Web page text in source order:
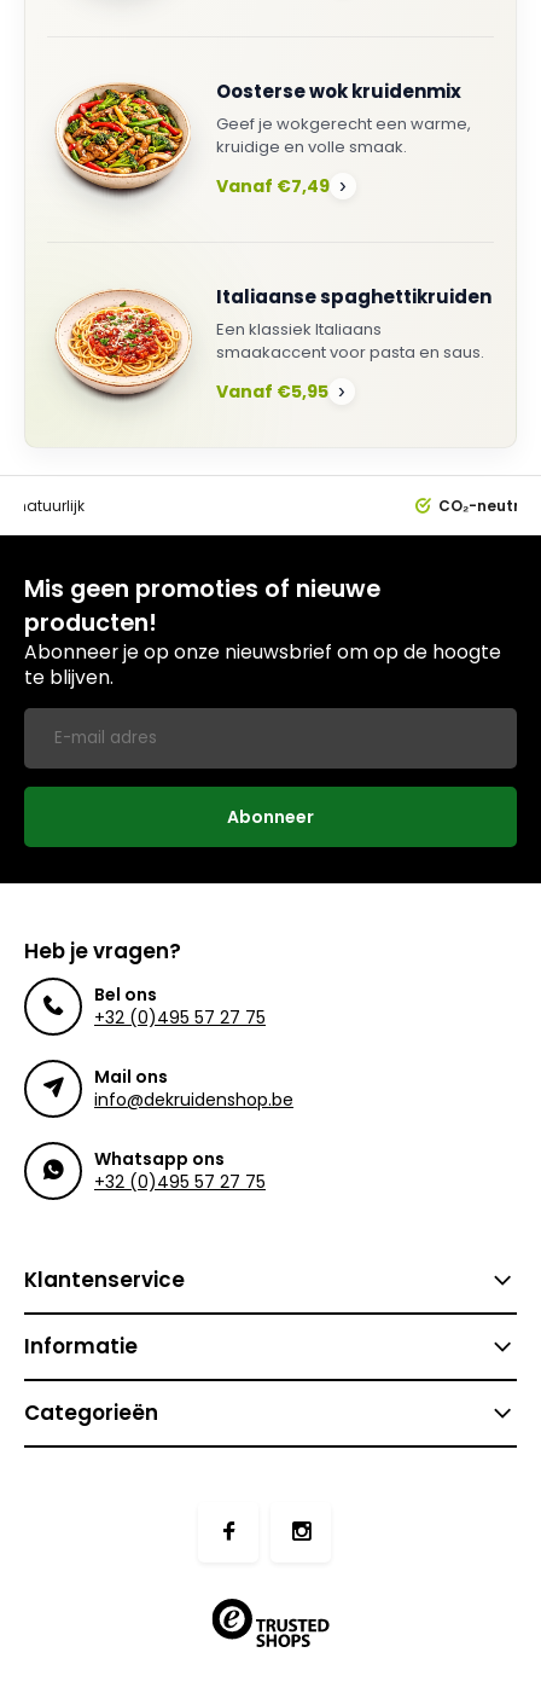
Oosterse wok kruidenmix
Geef je wokgerecht een warme,
kruidige en volle smaak.
Vanaf €7,49 ›
Italiaanse spaghettikruiden
Een klassiek Italiaans
smaakaccent voor pasta en saus.
Vanaf €5,95 ›
natuurlijk CO₂-
Mis geen promoties of nieuwe
producten!
Abonneer je op onze nieuwsbrief om op de hoogte
te blijven.
Abonneer
Heb je vragen?
Bel ons
+32 (0)495 57 27 75
Mail ons
info@dekruidenshop.be
Whatsapp ons
+32 (0)495 57 27 75
Klantenservice
Informatie
Categorieën